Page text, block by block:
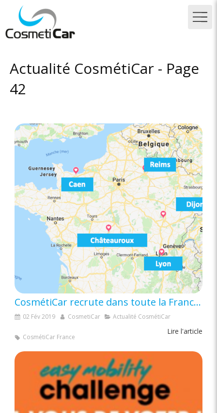
Actualité CosmétiCar - Page
42
CosmétiCar recrute dans toute la France notamment à Dijon, Lyon, Reims, Nîmes, Châteauroux…
02 Fév 2019 CosmetiCar Actualité CosmétiCar
Lire l'article
CosmétiCar France